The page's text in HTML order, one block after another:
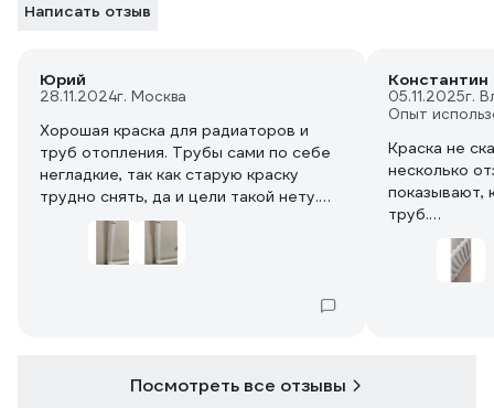
Написать отзыв
Юрий
28.11.2024г. Москва
Хорошая краска для радиаторов и
труб отопления. Трубы сами по себе
негладкие, так как старую краску
трудно снять, да и цели такой нету.
Положить краску ровным слоем - надо
толстый слой засчет поверхностного
Константин
05.11.2025г.
Опыт
Краска не
несколько
показывают, как она скатывается с
труб.
Наверное
сильно с
Мешать не
Посмотреть все отзывы